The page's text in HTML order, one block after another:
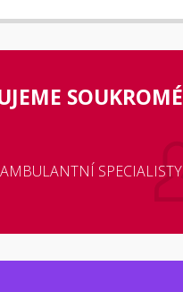
SOUKROMÉ
SPECIALISTY